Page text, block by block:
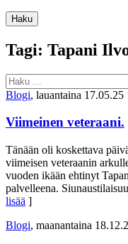
Haku
Tagi: Tapani
Haku:
Blogi, lauantaina 17.05.25
Viimeinen veteraani.
Tänään oli koskettava
viimeisen veteraanin
vuoden ikään ehtinyt
palvelleena.
lisää ]
Blogi, maanantaina